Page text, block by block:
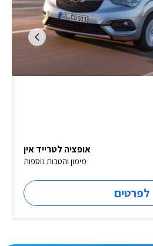
אופציה לטרייד אין
מימון והטבות נוספות
לפרטים